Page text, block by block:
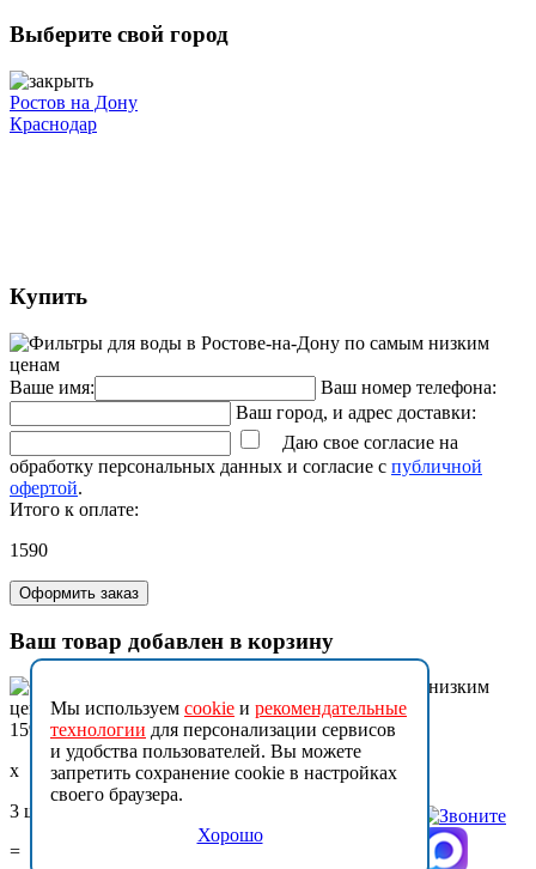
Выберите свой город
Ростов на Дону
Краснодар
Купить
Ваше имя:
Ваш номер телефона:
Ваш город, и адрес доставки:
Даю свое согласие на
обработку персональных данных и согласие с публичной
офертой.
Итого к оплате:
1590
Оформить заказ
Ваш товар добавлен в корзину
1590
x
3 шт.
=
Мы используем cookie и рекомендательные
технологии для персонализации сервисов
и удобства пользователей. Вы можете
запретить сохранение cookie в настройках
своего браузера.
Хорошо